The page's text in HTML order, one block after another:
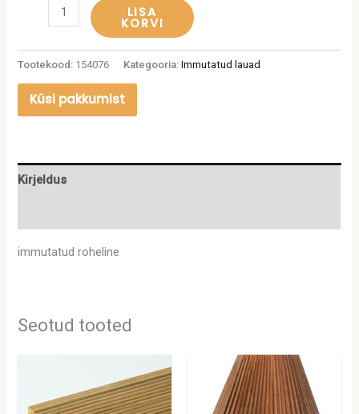
LISA
KORVI
Tootekood: 154076 Kategooria:Immutatud lauad
Küsi pakkumist
Kirjeldus
immutatud roheline
Seotud tooted